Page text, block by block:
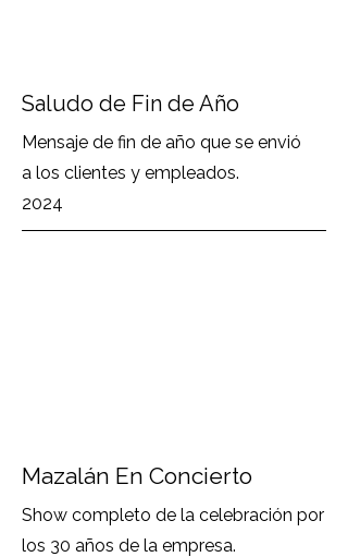
Saludo de Fin de Año
Mensaje de fin de año que se envió
a los clientes y empleados.
2024
Mazalán En Concierto
Show completo de la celebración por
los 30 años de la empresa.